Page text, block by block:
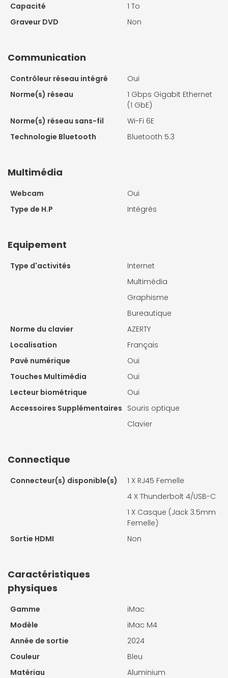
Capacité
1 To
Graveur DVD
Non
Communication
Contrôleur réseau intégré
Oui
Norme(s) réseau
1 Gbps Gigabit Ethernet
(1 GbE)
Norme(s) réseau sans-fil
Wi-Fi 6E
Technologie Bluetooth
Bluetooth 5.3
Multimédia
Webcam
Oui
Type de H.P
Intégrés
Equipement
Type d'activités
Internet
Multimédia
Graphisme
Bureautique
Norme du clavier
AZERTY
Localisation
Français
Pavé numérique
Oui
Touches Multimédia
Oui
Lecteur biométrique
Oui
Accessoires Supplémentaires Souris optique
Clavier
Connectique
Connecteur(s) disponible(s) 1 X RJ45 Femelle
4 X Thunderbolt 4/USB-C
1 X Casque (Jack 3.5mm
Femelle)
Sortie HDMI
Non
Caractéristiques
physiques
Gamme
iMac
Modèle
iMac M4
Année de sortie
2024
Couleur
Bleu
Matériau
Aluminium